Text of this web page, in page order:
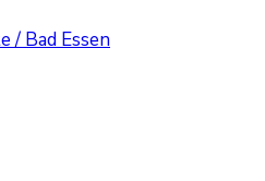
/ Bad Essen